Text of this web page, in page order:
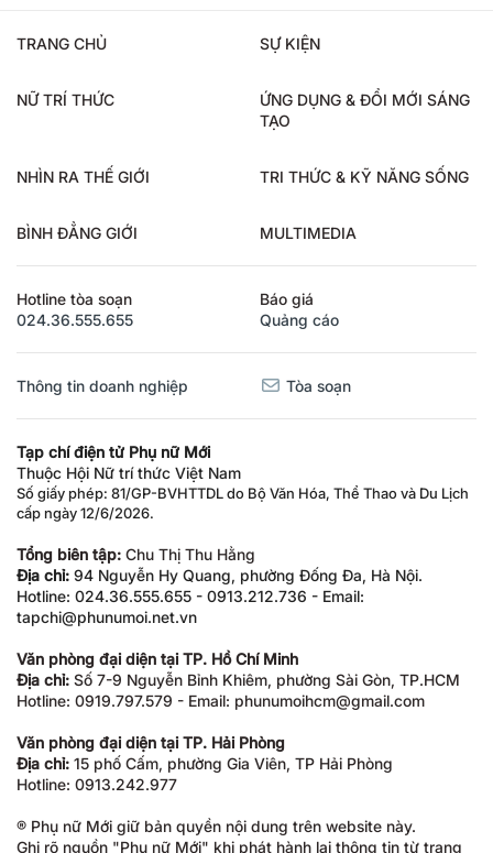
TRANG CHỦ SỰ KIỆN
NỮ TRÍ THỨC
ỨNG DỤNG & ĐỔI MỚI SÁNG
TẠO
NHÌN RA THẾ GIỚI TRI THỨC & KỸ NĂNG SỐNG
BÌNH ĐẲNG GIỚI MULTIMEDIA
Hotline tòa soạn
024.36.555.655
Báo giá
Quảng cáo
Thông tin doanh nghiệp Tòa soạn
Tạp chí điện tử Phụ nữ Mới
Thuộc Hội Nữ trí thức Việt Nam
Số giấy phép: 81/GP-BVHTTDL do Bộ Văn Hóa, Thể Thao và Du Lịch
cấp ngày 12/6/2026.
Tổng biên tập: Chu Thị Thu Hằng
Địa chỉ: 94 Nguyễn Hy Quang, phường Đống Đa, Hà Nội.
Hotline: 024.36.555.655 - 0913.212.736 - Email:
tapchi@phunumoi.net.vn
Văn phòng đại diện tại TP. Hồ Chí Minh
Địa chỉ: Số 7-9 Nguyễn Bỉnh Khiêm, phường Sài Gòn, TP.HCM
Hotline: 0919.797.579 - Email: phunumoihcm@gmail.com
Văn phòng đại diện tại TP. Hải Phòng
Địa chỉ: 15 phố Cấm, phường Gia Viên, TP Hải Phòng
Hotline: 0913.242.977
® Phụ nữ Mới giữ bản quyền nội dung trên website này.
Ghi rõ nguồn "Phụ nữ Mới" khi phát hành lại thông tin từ trang